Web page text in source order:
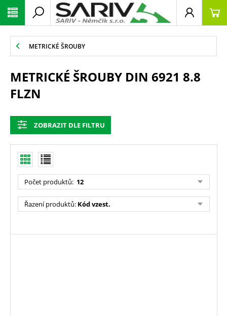
METRICKÉ ŠROUBY
METRICKÉ ŠROUBY DIN 6921 8.8
FLZN
ZOBRAZIT DLE FILTRU
Počet produktů: 12
Řazení produktů: Kód vzest.